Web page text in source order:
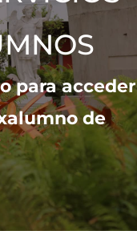
para acceder
de